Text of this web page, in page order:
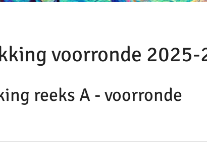
voorronde 2025-
reeks A - voorronde